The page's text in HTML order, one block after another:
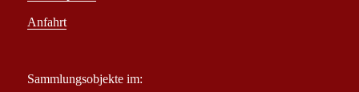
Anfahrt
Sammlungsobjekte im: